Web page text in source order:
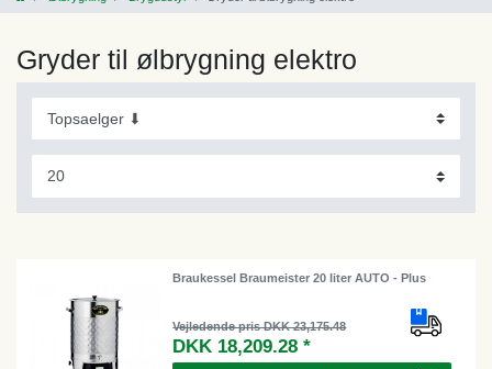
Gryder til ølbrygning elektro
Braukessel Braumeister 20 liter AUTO - Plus
Vejledende pris DKK 23,175.48
DKK 18,209.28 *